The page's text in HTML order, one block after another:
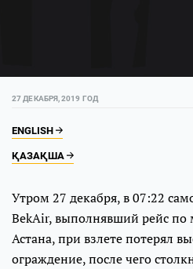
27 ДЕКАБРЯ, 2019 ГОД
ENGLISH
ҚАЗАҚША
Утром 27 декабря, в 07:22
BekAir, выполнявший рейс
Астана, при взлете потерял
ограждение, после чего